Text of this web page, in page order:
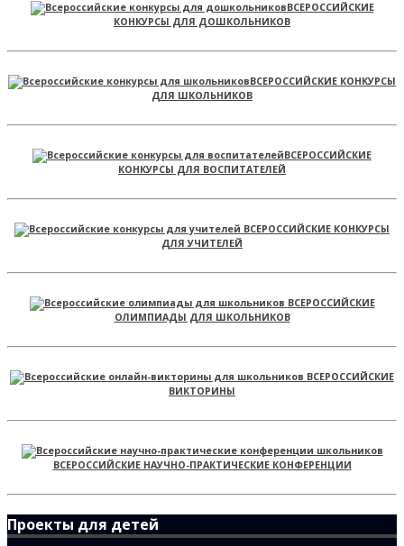
ВСЕРОССИЙСКИЕ
КОНКУРСЫ ДЛЯ ДОШКОЛЬНИКОВ
ВСЕРОССИЙСКИЕ КОНКУРСЫ
ДЛЯ ШКОЛЬНИКОВ
ВСЕРОССИЙСКИЕ
КОНКУРСЫ ДЛЯ ВОСПИТАТЕЛЕЙ
ВСЕРОССИЙСКИЕ КОНКУРСЫ
ДЛЯ УЧИТЕЛЕЙ
ВСЕРОССИЙСКИЕ
ОЛИМПИАДЫ ДЛЯ ШКОЛЬНИКОВ
ВСЕРОССИЙСКИЕ
ВИКТОРИНЫ
ВСЕРОССИЙСКИЕ НАУЧНО-ПРАКТИЧЕСКИЕ КОНФЕРЕНЦИИ
Проекты для детей